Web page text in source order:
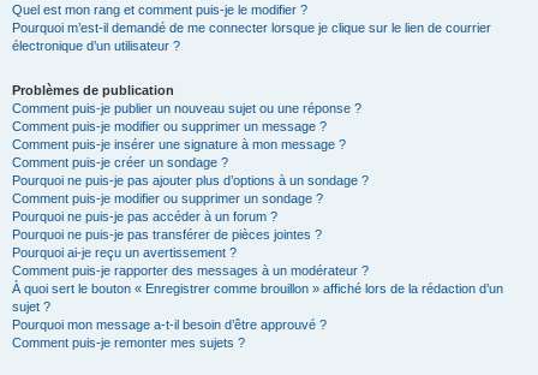
Quel est mon rang et comment puis-je le modifier ?
Pourquoi m’est-il demandé de me connecter lorsque je clique sur le lien de courrier
électronique d’un utilisateur ?
Problèmes de publication
Comment puis-je publier un nouveau sujet ou une réponse ?
Comment puis-je modifier ou supprimer un message ?
Comment puis-je insérer une signature à mon message ?
Comment puis-je créer un sondage ?
Pourquoi ne puis-je pas ajouter plus d’options à un sondage ?
Comment puis-je modifier ou supprimer un sondage ?
Pourquoi ne puis-je pas accéder à un forum ?
Pourquoi ne puis-je pas transférer de pièces jointes ?
Pourquoi ai-je reçu un avertissement ?
Comment puis-je rapporter des messages à un modérateur ?
À quoi sert le bouton « Enregistrer comme brouillon » affiché lors de la rédaction d’un
sujet ?
Pourquoi mon message a-t-il besoin d’être approuvé ?
Comment puis-je remonter mes sujets ?